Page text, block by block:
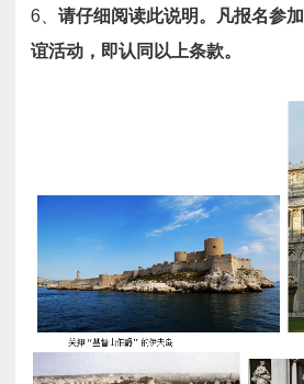
6、 请仔细阅读此说明。凡报名参加
谊活动，即认同以上条款。